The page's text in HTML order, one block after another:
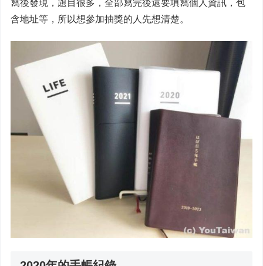
寫後發現，題目很多，全部寫完後還要填寫個人資訊，包
含地址等，所以想參加抽獎的人先想清楚。